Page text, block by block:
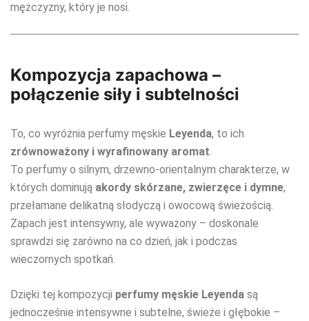
mężczyzny, który je nosi.
Kompozycja zapachowa –
połączenie siły i subtelności
To, co wyróżnia perfumy męskie Leyenda, to ich
zrównoważony i wyrafinowany aromat.
To perfumy o silnym, drzewno-orientalnym charakterze, w
których dominują akordy skórzane, zwierzęce i dymne,
przełamane delikatną słodyczą i owocową świeżością.
Zapach jest intensywny, ale wyważony – doskonale
sprawdzi się zarówno na co dzień, jak i podczas
wieczornych spotkań.
Dzięki tej kompozycji perfumy męskie Leyenda są
jednocześnie intensywne i subtelne, świeże i głębokie –